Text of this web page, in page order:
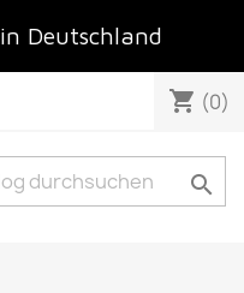
in Deutschland
shopping_cart (0)
